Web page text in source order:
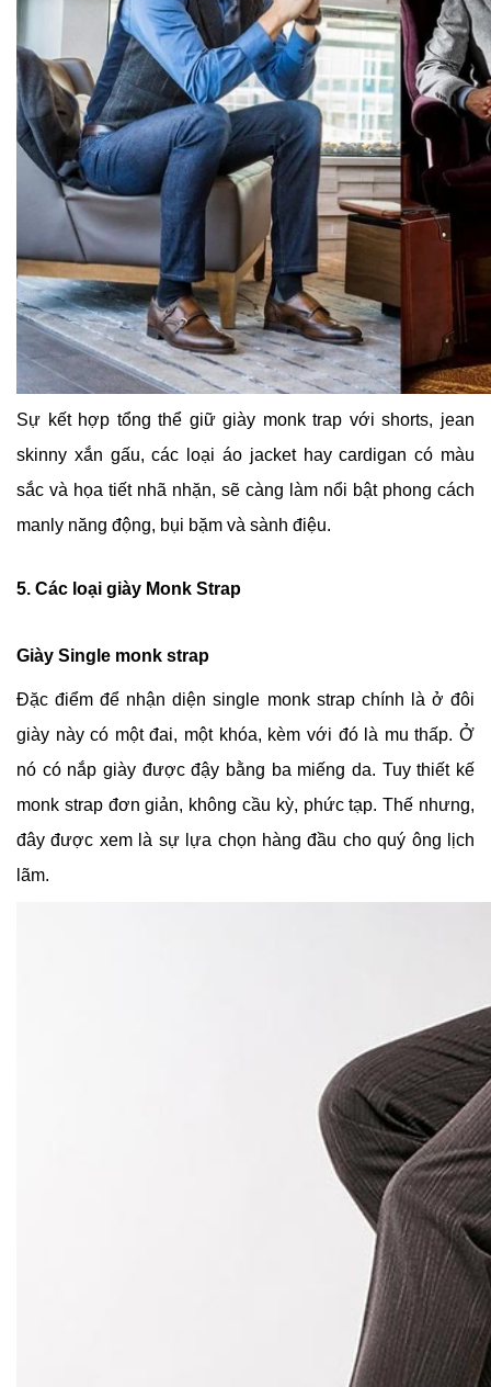
Sự kết hợp tổng thể giữ giày monk trap với shorts, jean
skinny xắn gấu, các loại áo jacket hay cardigan có màu
sắc và họa tiết nhã nhặn, sẽ càng làm nổi bật phong cách
manly năng động, bụi bặm và sành điệu.
5. Các loại giày Monk Strap
Giày Single monk strap
Đặc điểm để nhận diện single monk strap chính là ở đôi
giày này có một đai, một khóa, kèm với đó là mu thấp. Ở
nó có nắp giày được đậy bằng ba miếng da. Tuy thiết kế
monk strap đơn giản, không cầu kỳ, phức tạp. Thế nhưng,
đây được xem là sự lựa chọn hàng đầu cho quý ông lịch
lãm.